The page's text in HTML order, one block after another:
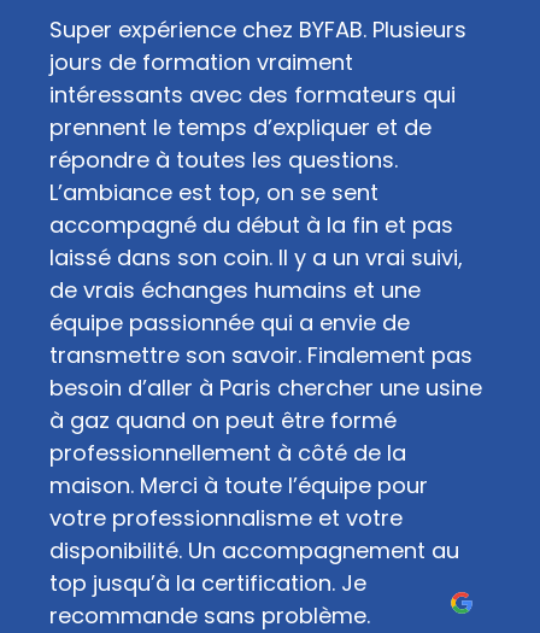
Super expérience chez BYFAB. Plusieurs
jours de formation vraiment
intéressants avec des formateurs qui
prennent le temps d’expliquer et de
répondre à toutes les questions.
L’ambiance est top, on se sent
accompagné du début à la fin et pas
laissé dans son coin. Il y a un vrai suivi,
de vrais échanges humains et une
équipe passionnée qui a envie de
transmettre son savoir. Finalement pas
besoin d’aller à Paris chercher une usine
à gaz quand on peut être formé
professionnellement à côté de la
maison. Merci à toute l’équipe pour
votre professionnalisme et votre
disponibilité. Un accompagnement au
top jusqu’à la certification. Je
recommande sans problème.